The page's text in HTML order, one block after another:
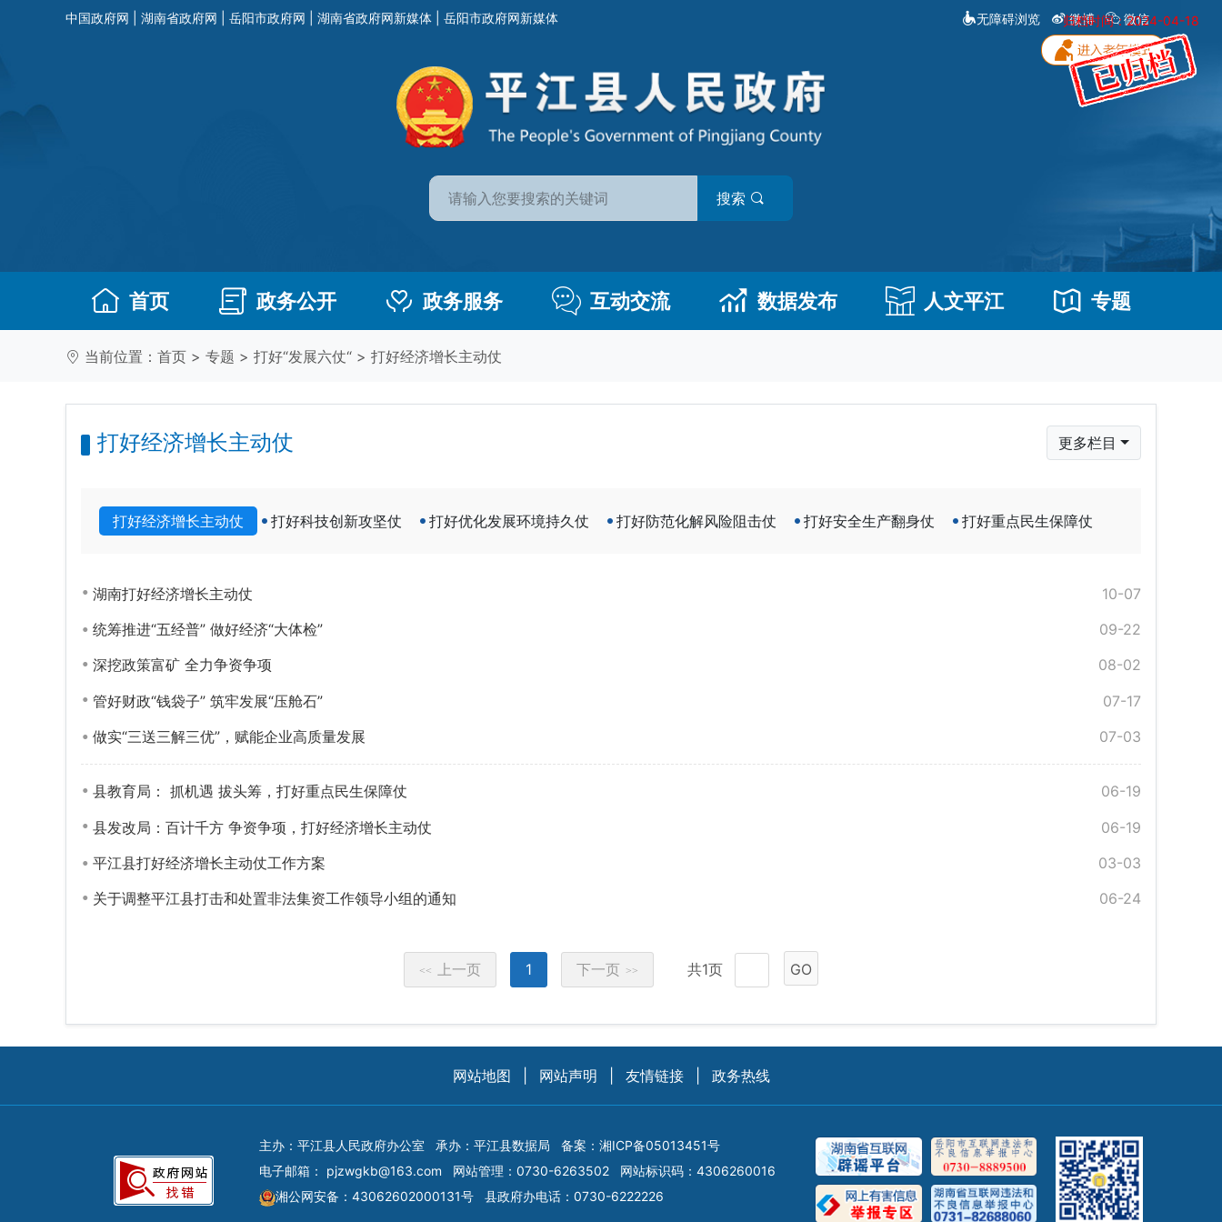
归档时间：2024-04-18
中国政府网 湖南省政府网 岳阳市政府网 湖南省政府网新媒体 岳阳市政府网新媒体 无障碍浏览 微博 微信
搜索
首页 政务公开 政务服务 互动交流 数据发布 人文平江 专题
当前位置： 首页 > 专题 > 打好“发展六仗“ > 打好经济增长主动仗
打好经济增长主动仗 更多栏目
打好经济增长主动仗 打好科技创新攻坚仗 打好优化发展环境持久仗 打好防范化解风险阻击仗 打好安全生产翻身仗 打好重点民生保障仗
10-07
湖南打好经济增长主动仗
09-22
统筹推进“五经普” 做好经济“大体检”
08-02
深挖政策富矿 全力争资争项
07-17
管好财政“钱袋子” 筑牢发展“压舱石”
07-03
做实“三送三解三优”，赋能企业高质量发展
06-19
县教育局： 抓机遇 拔头筹，打好重点民生保障仗
06-19
县发改局：百计千方 争资争项，打好经济增长主动仗
03-03
平江县打好经济增长主动仗工作方案
06-24
关于调整平江县打击和处置非法集资工作领导小组的通知
<< 上一页 1 下一页 >> 共1页 GO
网站地图 网站声明 友情链接 政务热线
主办：平江县人民政府办公室 承办：平江县数据局 备案： 湘ICP备05013451号
电子邮箱： pjzwgkb@163.com 网站管理：0730-6263502
网站标识码：4306260016
湘公网安备：43062602000131号
县政府办电话：0730-6222226